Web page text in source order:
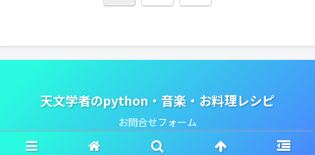
天文学者のpython・音楽・お料理レシピ
お問合せフォーム
© 2020 天文学者のpython・音楽・お料理レシピ.